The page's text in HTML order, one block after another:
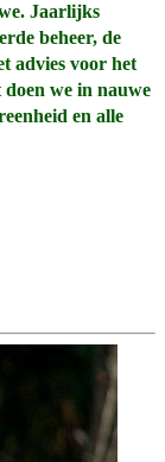
Jaarlijks
beheer, de
advies voor het
we in nauwe
en alle